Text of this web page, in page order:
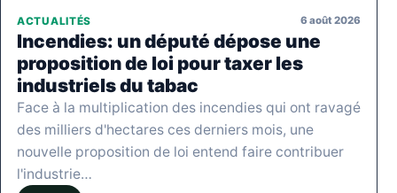
ACTUALITÉS 6 août 2026
Incendies: un député dépose une
proposition de loi pour taxer les
industriels du tabac
Face à la multiplication des incendies qui ont ravagé
des milliers d'hectares ces derniers mois, une
nouvelle proposition de loi entend faire contribuer
l'industrie…